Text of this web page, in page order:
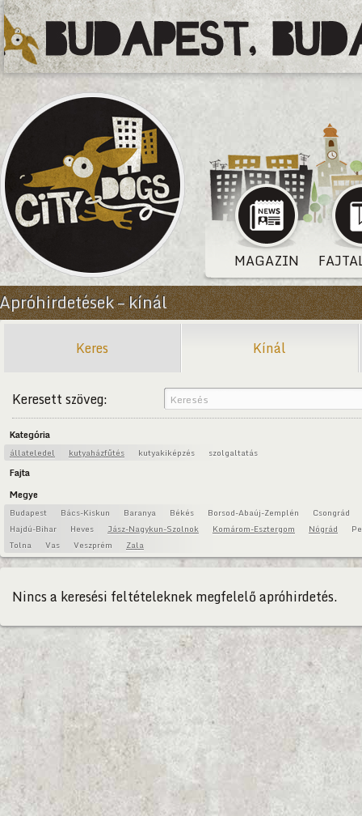
MAGAZIN
Apróhirdetések – kínál
Keres Kínál
Keresett szöveg:
Kategória
állateledel kutyaházfűtés kutyakiképzés szolgaltatás
Fajta
Megye
Budapest Bács-Kiskun Baranya Békés Borsod-Abaúj-Zemplén
Csongrád
Hajdú-Bihar
Heves Jász-Nagykun-Szolnok Komárom-Esztergom Nógrád
Tolna
Vas Veszprém Zala
Nincs a keresési feltételeknek megfelelő apróhirdetés.